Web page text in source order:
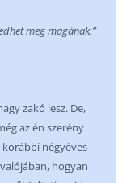
meg magának.”
zakó lesz. De,
az én szerény
négyéves
hogyan